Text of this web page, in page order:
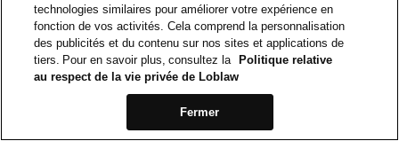
technologies similaires pour améliorer votre expérience en
fonction de vos activités. Cela comprend la personnalisation
des publicités et du contenu sur nos sites et applications de
tiers. Pour en savoir plus, consultez la
Politique relative
au respect de la vie privée de Loblaw
Fermer